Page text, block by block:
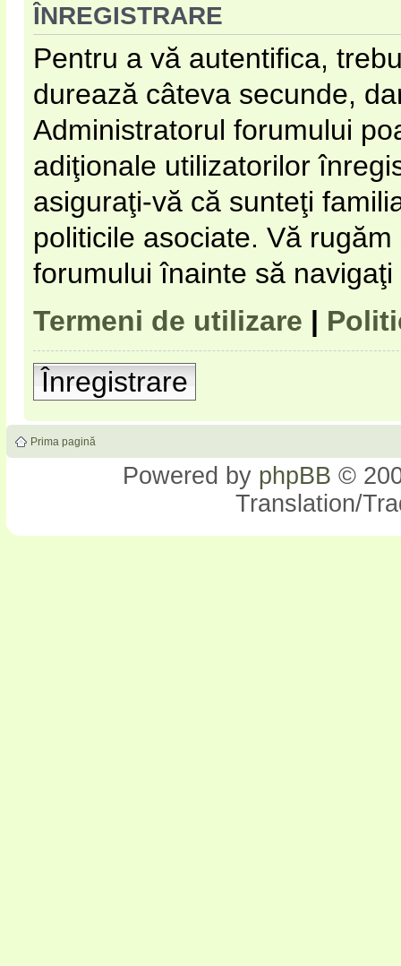
ÎNREGISTRARE
Pentru a vă autentifica,
durează câteva secunde,
Administratorul forumului
adiţionale utilizatorilor
asiguraţi-vă că sunteţi
politicile asociate. Vă
forumului înainte să
Termeni de utilizare |
Înregistrare
Prima pagină
Powered by phpBB ©
Translation/